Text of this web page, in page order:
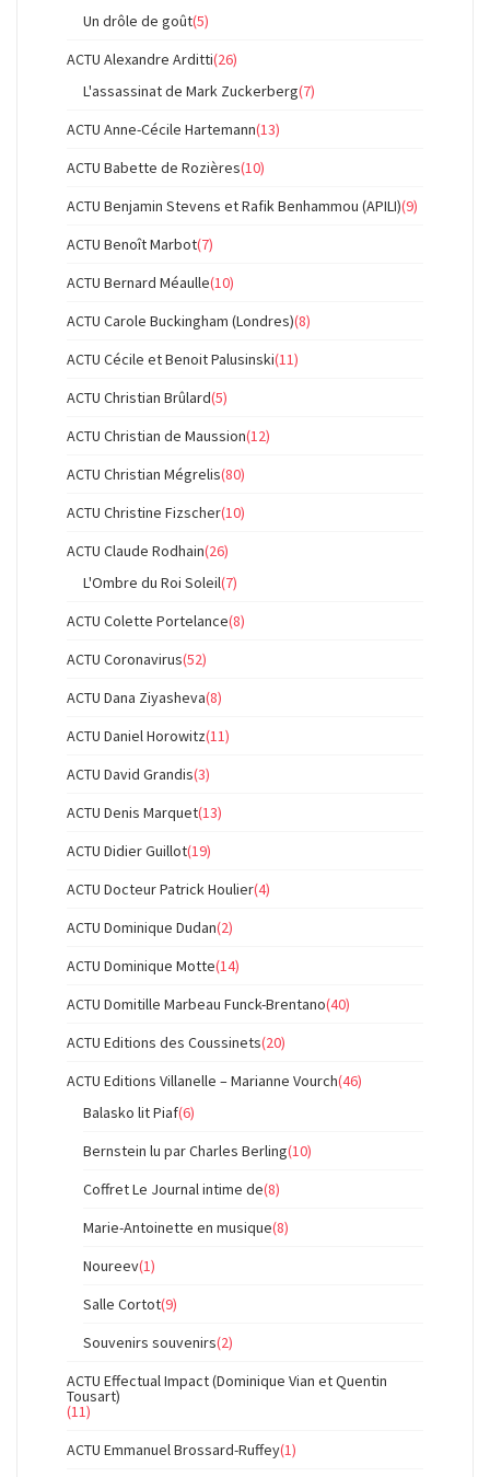
Un drôle de goût(5)
ACTU Alexandre Arditti(26)
L'assassinat de Mark Zuckerberg(7)
ACTU Anne-Cécile Hartemann(13)
ACTU Babette de Rozières(10)
ACTU Benjamin Stevens et Rafik Benhammou (APILI)(9)
ACTU Benoît Marbot(7)
ACTU Bernard Méaulle(10)
ACTU Carole Buckingham (Londres)(8)
ACTU Cécile et Benoit Palusinski(11)
ACTU Christian Brûlard(5)
ACTU Christian de Maussion(12)
ACTU Christian Mégrelis(80)
ACTU Christine Fizscher(10)
ACTU Claude Rodhain(26)
L'Ombre du Roi Soleil(7)
ACTU Colette Portelance(8)
ACTU Coronavirus(52)
ACTU Dana Ziyasheva(8)
ACTU Daniel Horowitz(11)
ACTU David Grandis(3)
ACTU Denis Marquet(13)
ACTU Didier Guillot(19)
ACTU Docteur Patrick Houlier(4)
ACTU Dominique Dudan(2)
ACTU Dominique Motte(14)
ACTU Domitille Marbeau Funck-Brentano(40)
ACTU Editions des Coussinets(20)
ACTU Editions Villanelle – Marianne Vourch(46)
Balasko lit Piaf(6)
Bernstein lu par Charles Berling(10)
Coffret Le Journal intime de(8)
Marie-Antoinette en musique(8)
Noureev(1)
Salle Cortot(9)
Souvenirs souvenirs(2)
ACTU Effectual Impact (Dominique Vian et Quentin
Tousart)
(11)
ACTU Emmanuel Brossard-Ruffey(1)